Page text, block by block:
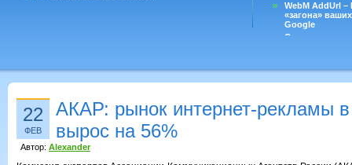
WebM AddUrl
«загона»
Google
Существует
22
ФЕВ
АКАР: рынок интернет-рекламы в
вырос на 56%
Автор: Alexander